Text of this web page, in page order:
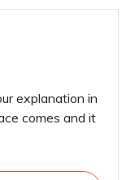
explanation in
comes and it